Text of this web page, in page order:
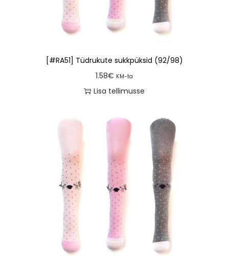
[#RA51] Tüdrukute sukkpüksid (92/98)
1.58€ KM-ta
Lisa tellimusse